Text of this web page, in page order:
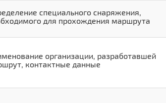
специального снаряжения,
для прохождения маршрута
организации, разработавшей
контактные данные